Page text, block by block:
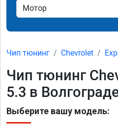
Чип тюнинг Chevrolet
Чип тюнинг
5.3 в
Выберите вашу модель: